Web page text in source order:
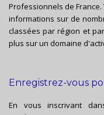
Professionnels de
informations sur de
classées par région et
plus sur un domaine
Enregistrez-vous
En vous inscrivant